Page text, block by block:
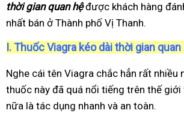
thời gian quan hệđược khách hàng
nhất bán ở Thành phố Vị Thanh.
I. Thuốc Viagra kéo dài thời gian quan
Nghe cái tên Viagra chắc hẳn rất nhiều
thuốc này đã quá nổi tiếng trên thế giới
nữa là tác dụng nhanh và an toàn.